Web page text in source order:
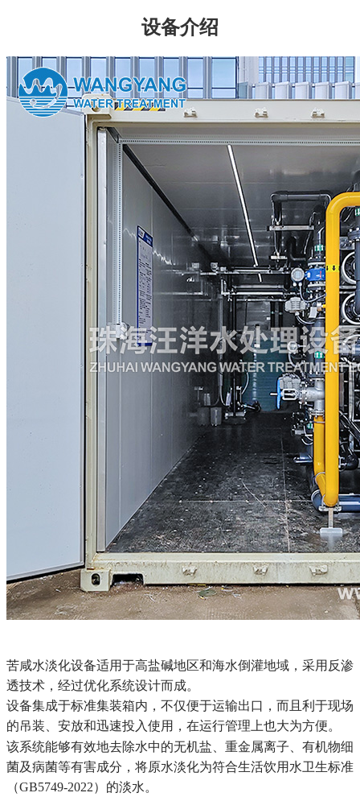
设备介绍
苦咸水淡化设备适用于高盐碱地区和海水倒灌地域，采用反渗
透技术，经过优化系统设计而成。
设备集成于标准集装箱内，不仅便于运输出口，而且利于现场
的吊装、安放和迅速投入使用，在运行管理上也大为方便。
该系统能够有效地去除水中的无机盐、重金属离子、有机物细
菌及病菌等有害成分，将原水淡化为符合生活饮用水卫生标准
（GB5749-2022）的淡水。